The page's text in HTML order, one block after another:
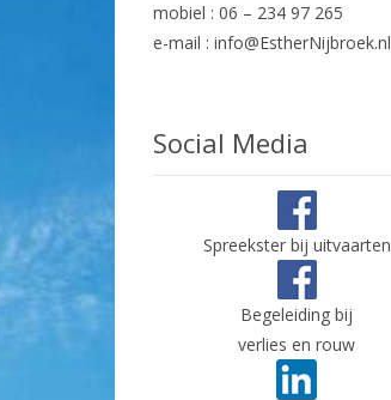
mobiel : 06 – 234 97 265
e-mail : info@EstherNijbroek.nl
Social Media
Spreekster bij uitvaarten
Begeleiding bij
verlies en rouw